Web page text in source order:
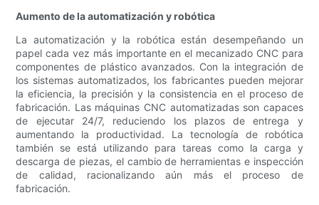
Aumento de la automatización y robótica
La automatización y la robótica están desempeñando un
papel cada vez más importante en el mecanizado CNC para
componentes de plástico avanzados. Con la integración de
los sistemas automatizados, los fabricantes pueden mejorar
la eficiencia, la precisión y la consistencia en el proceso de
fabricación. Las máquinas CNC automatizadas son capaces
de ejecutar 24/7, reduciendo los plazos de entrega y
aumentando la productividad. La tecnología de robótica
también se está utilizando para tareas como la carga y
descarga de piezas, el cambio de herramientas e inspección
de calidad, racionalizando aún más el proceso de
fabricación.